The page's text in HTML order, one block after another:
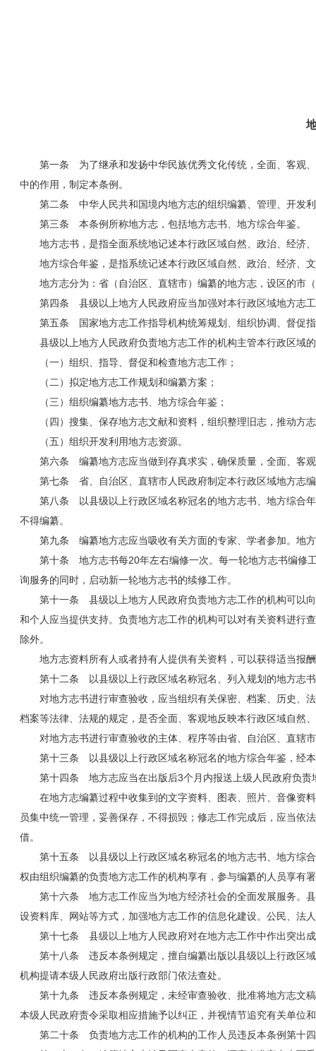
第一条 为了继承和发扬中华民族优秀文化传统，全面、客观
中的作用，制定本条例。
第二条 中华人民共和国境内地方志的组织编纂、管理、开发
第三条 本条例所称地方志，包括地方志书、地方综合年鉴。
地方志书，是指全面系统地记述本行政区域自然、政治、经济
地方综合年鉴，是指系统记述本行政区域自然、政治、经济、
地方志分为：省（自治区、直辖市）编纂的地方志，设区的市
第四条 县级以上地方人民政府应当加强对本行政区域地方志
第五条 国家地方志工作指导机构统筹规划、组织协调、督促
县级以上地方人民政府负责地方志工作的机构主管本行政区域
（一）组织、指导、督促和检查地方志工作；
（二）拟定地方志工作规划和编纂方案；
（三）组织编纂地方志书、地方综合年鉴；
（四）搜集、保存地方志文献和资料，组织整理旧志，推动方
（五）组织开发利用地方志资源。
第六条 编纂地方志应当做到存真求实，确保质量，全面、客
第七条 省、自治区、直辖市人民政府制定本行政区域地方志
第八条 以县级以上行政区域名称冠名的地方志书、地方综合
不得编纂。
第九条 编纂地方志应当吸收有关方面的专家、学者参加。地
第十条 地方志书每20年左右编修一次。每一轮地方志书编修
询服务的同时，启动新一轮地方志书的续修工作。
第十一条 县级以上地方人民政府负责地方志工作的机构可以
和个人应当提供支持。负责地方志工作的机构可以对有关资料进行
除外。
地方志资料所有人或者持有人提供有关资料，可以获得适当报
第十二条 以县级以上行政区域名称冠名、列入规划的地方志
对地方志书进行审查验收，应当组织有关保密、档案、历史、
档案等法律、法规的规定，是否全面、客观地反映本行政区域自然
对地方志书进行审查验收的主体、程序等由省、自治区、直辖
第十三条 以县级以上行政区域名称冠名的地方综合年鉴，经
第十四条 地方志应当在出版后3个月内报送上级人民政府负责
在地方志编纂过程中收集到的文字资料、图表、照片、音像资
员集中统一管理，妥善保存，不得损毁；修志工作完成后，应当依
借。
第十五条 以县级以上行政区域名称冠名的地方志书、地方综
权由组织编纂的负责地方志工作的机构享有，参与编纂的人员享有
第十六条 地方志工作应当为地方经济社会的全面发展服务。
设资料库、网站等方式，加强地方志工作的信息化建设。公民、法
第十七条 县级以上地方人民政府对在地方志工作中作出突出
第十八条 违反本条例规定，擅自编纂出版以县级以上行政区
机构提请本级人民政府出版行政部门依法查处。
第十九条 违反本条例规定，未经审查验收、批准将地方志文
本级人民政府责令采取相应措施予以纠正，并视情节追究有关单位
第二十条 负责地方志工作的机构的工作人员违反本条例第十